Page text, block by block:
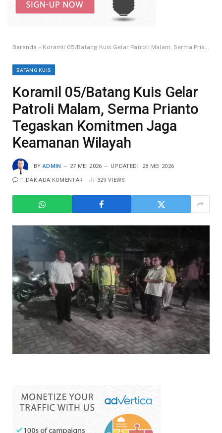
Beranda » Koramil 05/Batang Kuis Gelar Patroli Malam, Serma Prianto Tegaskan Komitmen Jaga Keamanan Wilayah
BATANG KUIS
Koramil 05/Batang Kuis Gelar
Patroli Malam, Serma Prianto
Tegaskan Komitmen Jaga
Keamanan Wilayah
BY ADMIN 27 MEI 2026 UPDATED: 28 MEI 2026
TIDAK ADA KOMENTAR 329 VIEWS